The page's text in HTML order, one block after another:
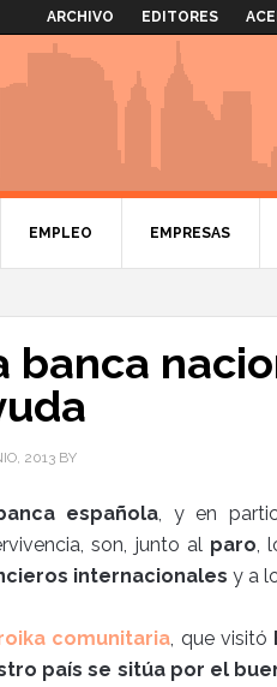
ARCHIVO EDITORES
EMPLEO EMPRESAS
banca
2013 BY
española, y en
son, junto al paro,
internacionales y a
comunitaria, que visitó
país se sitúa por el